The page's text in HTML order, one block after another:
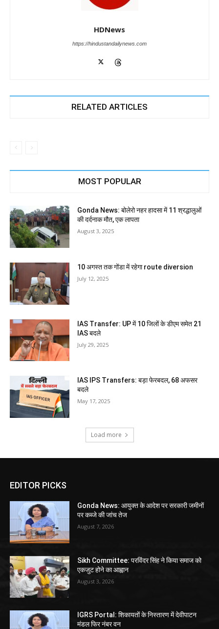
HDNews
https://hindustandailynews.com
RELATED ARTICLES
MOST POPULAR
Gonda News: बोलेरो नहर हादसा में 11 श्रद्धालुओं
की दर्दनाक मौत, एक लापता
August 3, 2025
10 अगस्त तक गोंडा में रहेगा route diversion
July 12, 2025
IAS Transfer: UP में 10 जिलों के डीएम समेत 21
IAS बदले
July 29, 2025
IAS IPS Transfers: बड़ा फेरबदल, 68 अफसर
बदले
May 17, 2025
Load more
EDITOR PICKS
Gonda News: आयुक्त के आदेश पर सरकारी जमीनों
पर कब्जे की जांच तेज
August 7, 2026
Sikh Committee: परविंदर सिंह ने किया समाज को
एकजुट होने का आह्वान
August 3, 2026
IGRS Portal: शिकायतों के निस्तारण में देवीपाटन
मंडल फिर नंबर वन